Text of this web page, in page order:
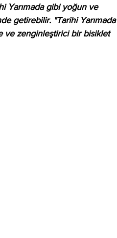
Yarımada gibi yoğun ve
getirebilir. "Tarihi Yarımada
ve zenginleştirici bir bisiklet